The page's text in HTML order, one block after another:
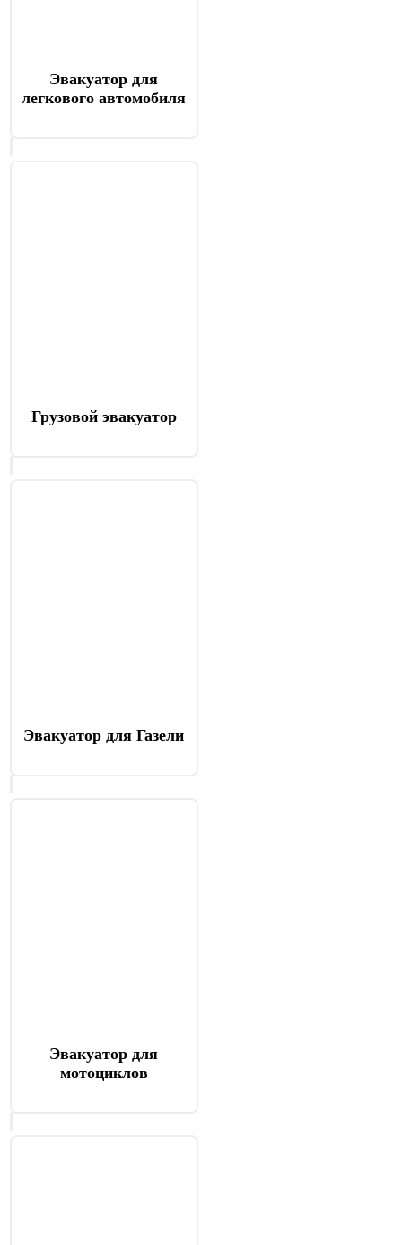
Эвакуатор для
легкового автомобиля
Грузовой эвакуатор
Эвакуатор для Газели
Эвакуатор для
мотоциклов